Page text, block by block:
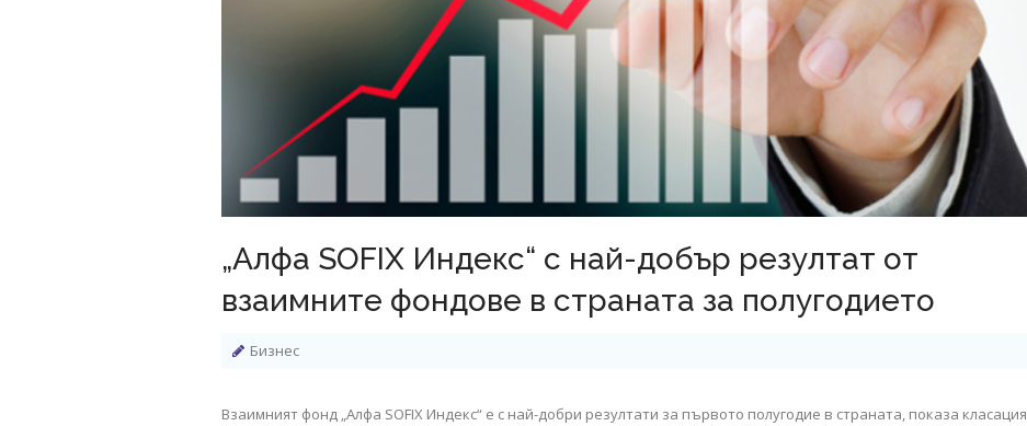
„Алфа SOFIX Индекс“ с най-добър резултат от
взаимните фондове в страната за полугодието
Бизнес
Взаимният фонд „Алфа SOFIX Индекс“ е с най-добри резултати за първото полугодие в страната, показа класация